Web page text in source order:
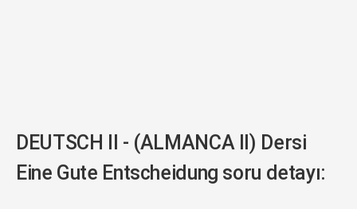
DEUTSCH II - (ALMANCA II) Dersi
Eine Gute Entscheidung soru detayı: